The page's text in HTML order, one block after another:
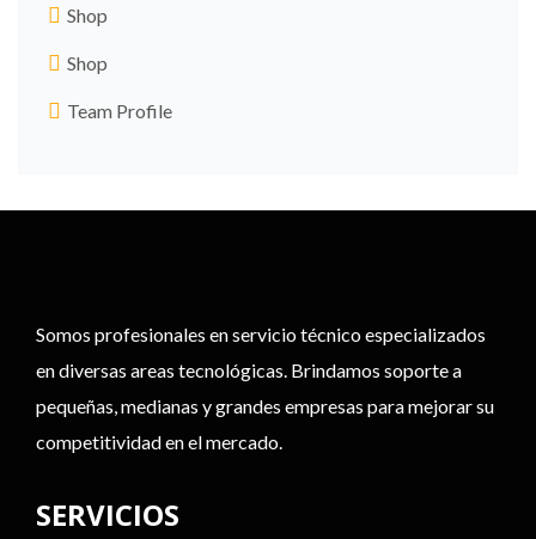
Shop
Shop
Team Profile
Somos profesionales en servicio técnico especializados
en diversas areas tecnológicas. Brindamos soporte a
pequeñas, medianas y grandes empresas para mejorar su
competitividad en el mercado.
SERVICIOS